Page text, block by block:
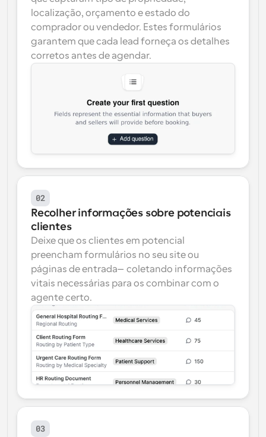
localização, orçamento e estado do
comprador ou vendedor. Estes formulários
garantem que cada lead forneça os detalhes
corretos antes de agendar.
02
Recolher informações sobre potenciais
clientes
Deixe que os clientes em potencial
preencham formulários no seu site ou
páginas de entrada—coletando informações
vitais necessárias para os combinar com o
agente certo.
03